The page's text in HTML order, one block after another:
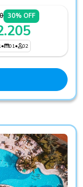
30% OFF
• 01• 02